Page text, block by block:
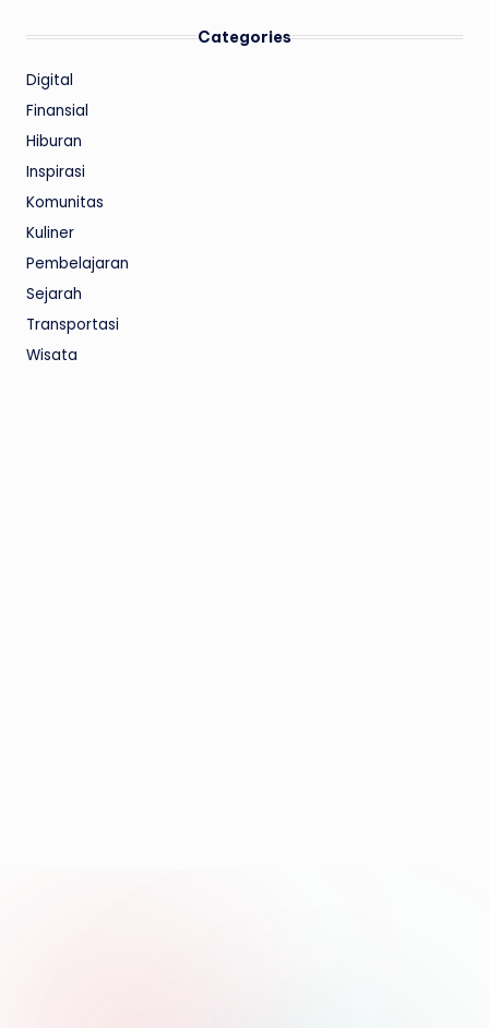
Categories
Digital
Finansial
Hiburan
Inspirasi
Komunitas
Kuliner
Pembelajaran
Sejarah
Transportasi
Wisata